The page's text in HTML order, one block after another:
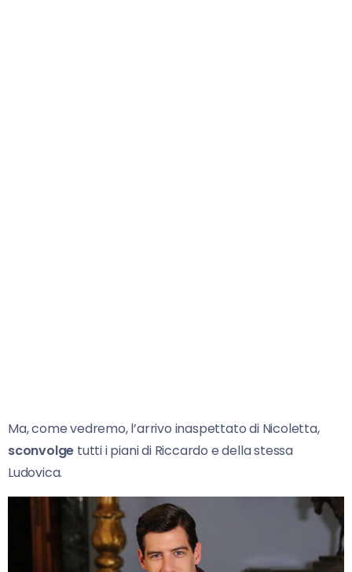
Ma, come vedremo, l’arrivo inaspettato di Nicoletta,
sconvolge tutti i piani di Riccardo e della stessa
Ludovica.